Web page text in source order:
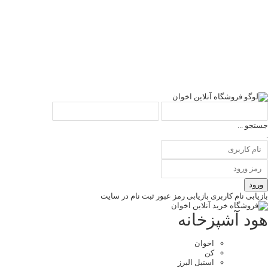
جستجو ...
.
ورود
بازیابی نام کاربری بازیابی رمز عبور ثبت نام در سایت
هود آشپزخانه
اخوان
کن
استیل البرز